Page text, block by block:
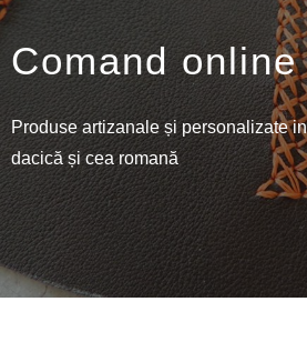
Comand online
Produse artizanale și personalizate
dacică și cea romană